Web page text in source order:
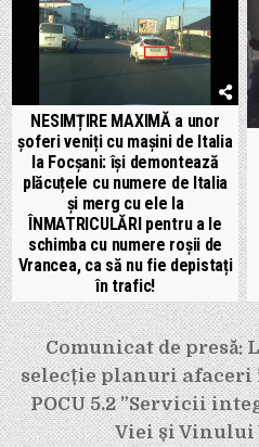
NESIMȚIRE MAXIMĂ a unor
șoferi veniți cu mașini de Italia
la Focșani: își demontează
plăcuțele cu numere de Italia
și merg cu ele la
ÎNMATRICULĂRI pentru a le
schimba cu numere roșii de
Vrancea, ca să nu fie depistați
în trafic!
Navigare
în
articole
Comunicat de presă:
selecție planuri
POCU 5.2 ”Servicii
Viei și Vinului